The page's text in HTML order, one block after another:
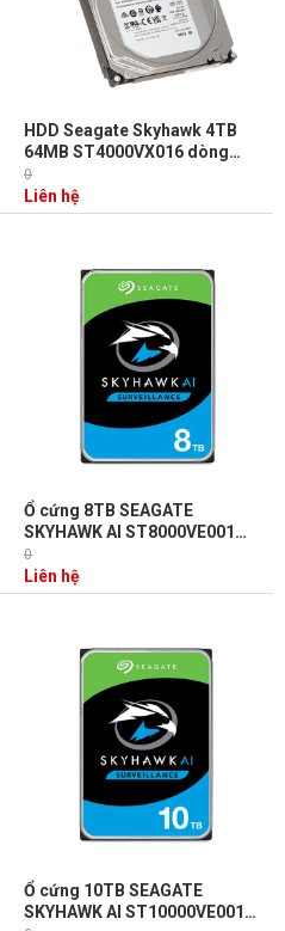
HDD Seagate Skyhawk 4TB
64MB ST4000VX016 dòng
chuyên dụng camera hoạt
động 24/7, tiết kiệm điện năng
0
Liên hệ
Ổ cứng 8TB SEAGATE
SKYHAWK AI ST8000VE001
cảm biến chống rung RV, hiệu
năng 235 MB/s, Cache 256MB
0
Liên hệ
Ổ cứng 10TB SEAGATE
SKYHAWK AI ST10000VE001